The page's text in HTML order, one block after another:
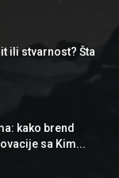
ili stvarnost? Šta
kako brend
sa Kim...